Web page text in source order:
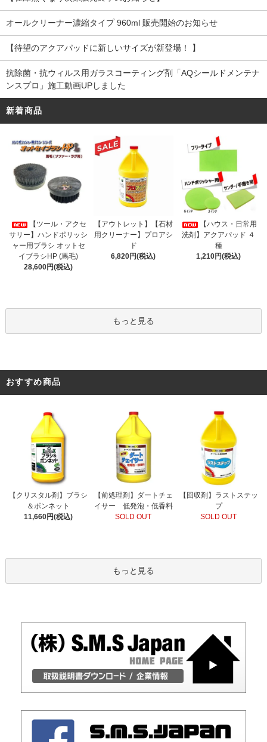
オールクリーナー濃縮タイプ 960ml 販売開始のお知らせ
【待望のアクアパッドに新しいサイズが新登場！ 】
抗除菌・抗ウィルス用ガラスコーティング剤「AQシールドメンテナ
ンスプロ」施工動画UPしました
新着商品
【ツール・アクセ
サリー】ハンドポリッシ
ャー用ブラシ オットセ
イブラシHP (馬毛)
28,600円(税込)
【アウトレット】【石材
用クリーナー】プロアシ
ド
6,820円(税込)
【ハウス・日常用
洗剤】アクアパッド ４
種
1,210円(税込)
もっと見る
おすすめ商品
【クリスタル剤】ブラシ
＆ボンネット
11,660円(税込)
【前処理剤】ダートチェ
イサー 低発泡・低香料
SOLD OUT
【回収剤】ラストステッ
プ
SOLD OUT
もっと見る